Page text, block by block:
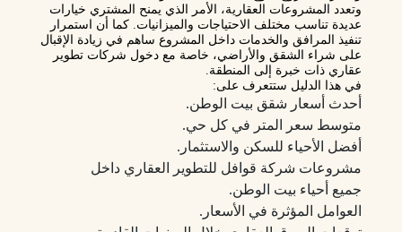
وتعدد المشروعات العقارية، الأمر الذي يمنح المشتري خيارات
عديدة تناسب مختلف الاحتياجات والميزانيات. كما أن استمرار
تنفيذ المرافق والخدمات داخل المشروع ساهم في زيادة الإقبال
على شراء الشقق والأراضي، خاصة مع دخول شركات تطوير
عقاري ذات خبرة إلى المنطقة.
في هذا الدليل ستتعرف على:
أحدث أسعار شقق بيت الوطن.
متوسط سعر المتر في كل حي.
أفضل الأحياء للسكن والاستثمار.
مشروعات شركة قوافل للتطوير العقاري داخل
جميع أحياء بيت الوطن.
العوامل المؤثرة في الأسعار.